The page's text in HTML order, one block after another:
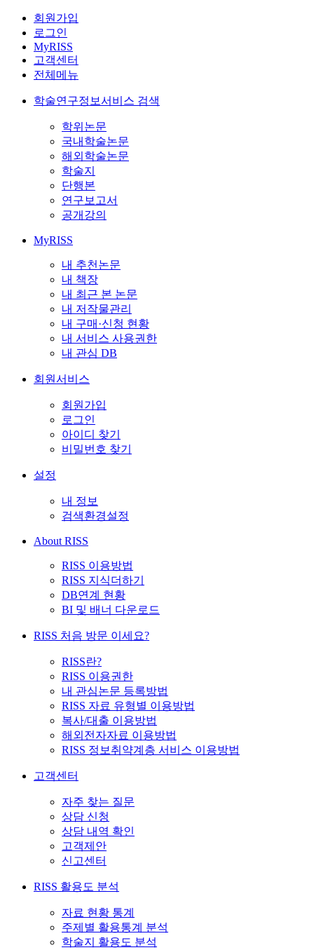
회원가입
로그인
MyRISS
고객센터
전체메뉴
학술연구정보서비스 검색
학위논문
국내학술논문
해외학술논문
학술지
단행본
연구보고서
공개강의
MyRISS
내 추천논문
내 책장
내 최근 본 논문
내 저작물관리
내 구매·신청 현황
내 서비스 사용권한
내 관심 DB
회원서비스
회원가입
로그인
아이디 찾기
비밀번호 찾기
설정
내 정보
검색환경설정
About RISS
RISS 이용방법
RISS 지식더하기
DB연계 현황
BI 및 배너 다운로드
RISS 처음 방문 이세요?
RISS란?
RISS 이용권한
내 관심논문 등록방법
RISS 자료 유형별 이용방법
복사/대출 이용방법
해외전자자료 이용방법
RISS 정보취약계층 서비스 이용방법
고객센터
자주 찾는 질문
상담 신청
상담 내역 확인
고객제안
신고센터
RISS 활용도 분석
자료 현황 통계
주제별 활용통계 분석
학술지 활용도 분석